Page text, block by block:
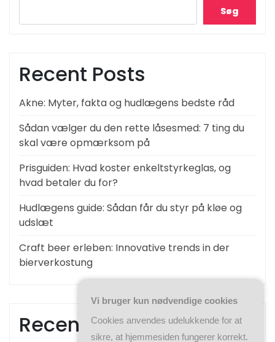
Søg
Recent Posts
Akne: Myter, fakta og hudlægens bedste råd
Sådan vælger du den rette låsesmed: 7 ting du
skal være opmærksom på
Prisguiden: Hvad koster enkeltstyrkeglas, og
hvad betaler du for?
Hudlægens guide: Sådan får du styr på kløe og
udslæt
Craft beer erleben: Innovative trends in der
bierverkostung
Recent Comments
Vi bruger kun nødvendige cookies
Cookies anvendes udelukkende for at
sikre, at hjemmesiden fungerer korrekt.